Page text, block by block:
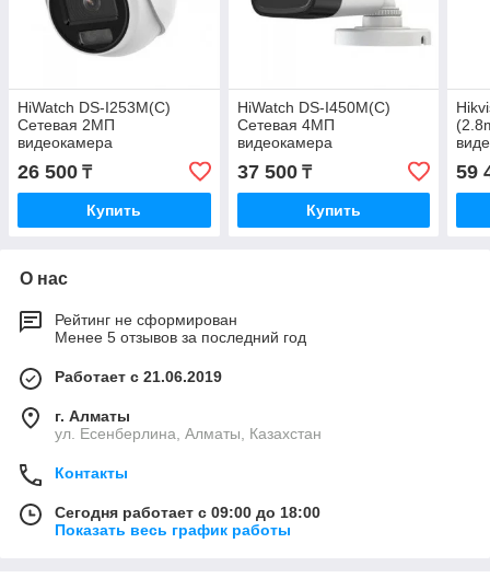
HiWatch DS-I253M(C)
Сетевая 2МП
видеокамера
26 500 ₸
Купить
HiWatch DS-I450M(C)
Сетевая 4МП
видеокамера
37 500₸
Купить
59
О нас
Рейтинг не сформирован
Менее 5 отзывов за последний год
Работает с 21.06.2019
г. Алматы
ул. Есенберлина, Алматы, Казахстан
Контакты
Сегодня работает с 09:00 до 18:00
Показать весь график работы